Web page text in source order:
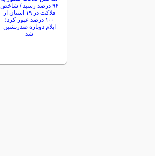
۹۶ درصد رسید / شاخص
فلاکت در ۱۹ استان از
۱۰۰ درصد عبور کرد؛
ایلام دوباره صدرنشین
شد